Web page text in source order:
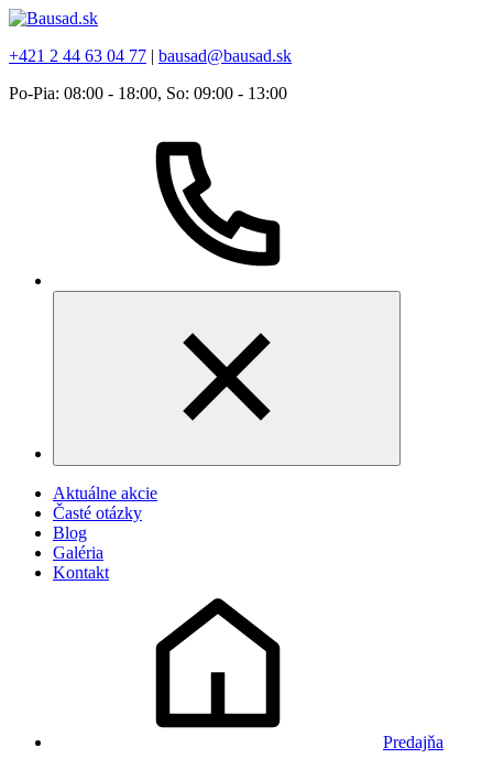
+421 2 44 63 04 77 | bausad@bausad.sk
Po-Pia: 08:00 - 18:00, So: 09:00 - 13:00
Aktuálne akcie
Časté otázky
Blog
Galéria
Kontakt
Predajňa